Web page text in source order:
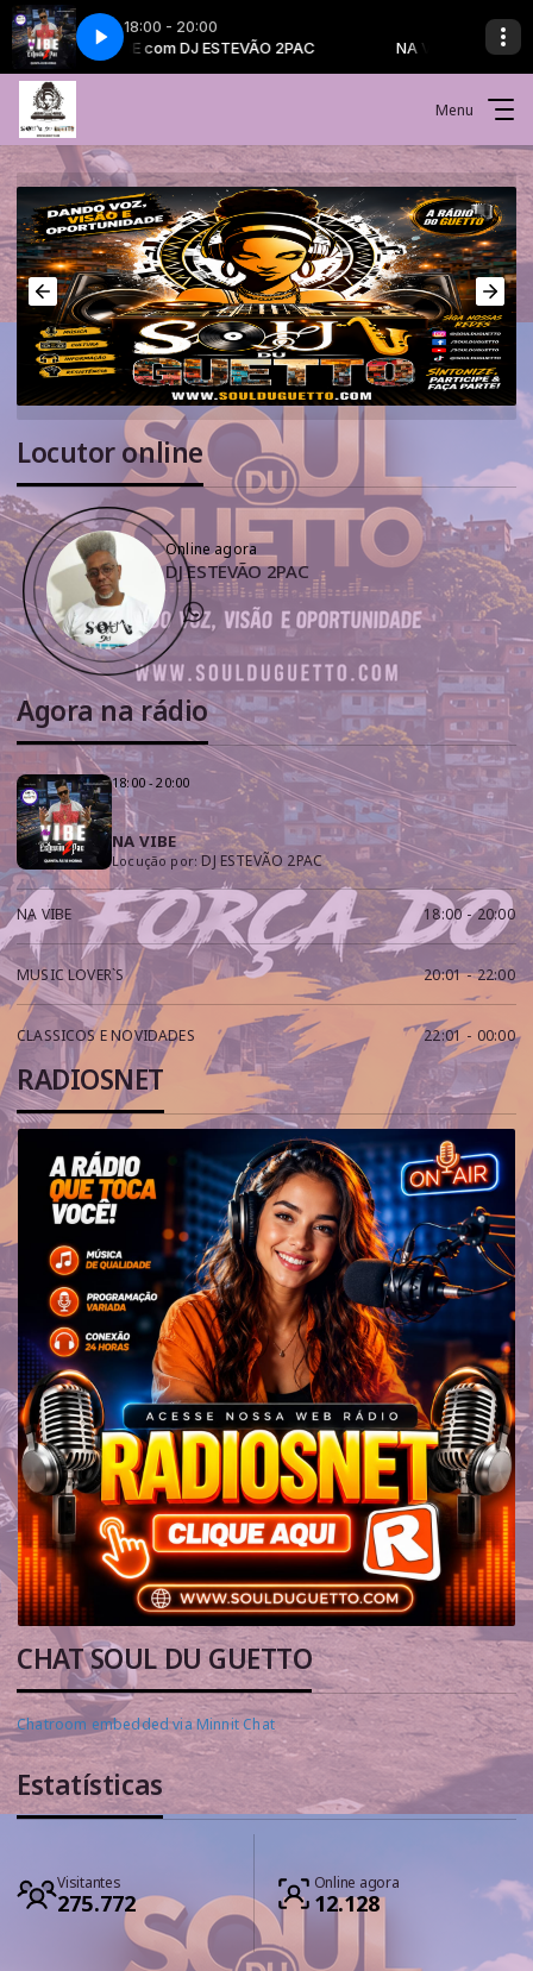
18:00 - 20:00
2PAC NA VIBE com DJ ESTEVÃO 2PAC
Menu
Locutor online
Online agora
DJ ESTEVÃO 2PAC
Agora na rádio
18:00 - 20:00
NA VIBE
Locução por: DJ ESTEVÃO 2PAC
NA VIBE 18:00-20:00
MUSIC LOVER`S 20:01-22:00
CLASSICOS E NOVIDADES 22:01 - 00:00
RADIOSNET
CHAT SOUL DU GUETTO
Chatroom embedded via Minnit Chat
Estatísticas
Visitantes
275.772
Online agora
12.128